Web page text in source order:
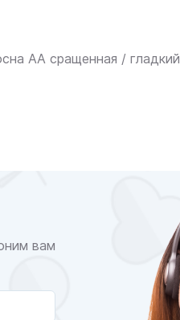
АА сращенная / гладкий
вам